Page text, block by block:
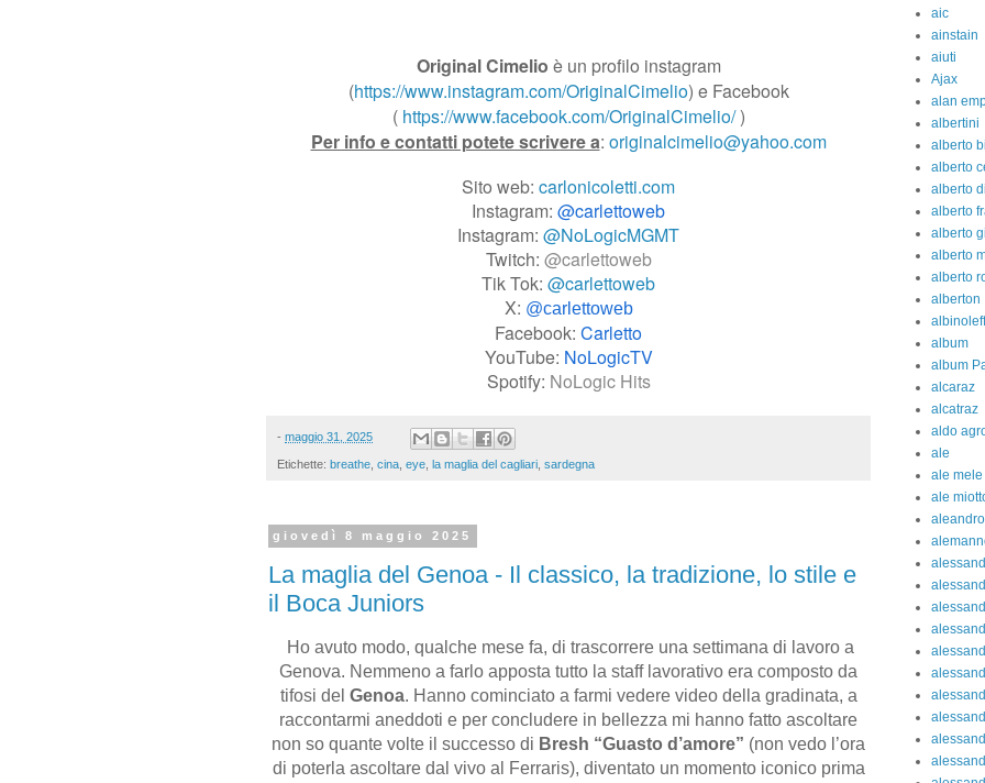
Original Cimelio è un profilo instagram
(https://www.instagram.com/OriginalCimelio) e Facebook
( https://www.facebook.com/OriginalCimelio/)
Per info e contatti potete scrivere a: originalcimelio@yahoo.com
Sito web: carlonicoletti.com
Instagram: @carlettoweb
Instagram: @NoLogicMGMT
Twitch: @carlettoweb
Tik Tok: @carlettoweb
X: @carlettoweb
Facebook: Carletto
YouTube: NoLogicTV
Spotify: NoLogic Hits
- maggio 31, 2025
Etichette: breathe cina eye la maglia del cagliari sardegna
giovedì 8 maggio 2025
La maglia del Genoa - Il classico, la tradizione, lo stile e
il Boca Juniors
Ho avuto modo, qualche mese fa, di trascorrere una settimana di lavoro a
Genova. Nemmeno a farlo apposta tutto la staff lavorativo era composto da
tifosi del Genoa. Hanno cominciato a farmi vedere video della gradinata, a
raccontarmi aneddoti e per concludere in bellezza mi hanno fatto ascoltare
non so quante volte il successo di Bresh “Guasto d’amore” (non vedo l’ora
di poterla ascoltare dal vivo al Ferraris), diventato un momento iconico prima
aic
ainstain
aiuti
Ajax
alan
albertini
alberto
alberto
alberto
alberto
alberto
alberto
alberto
alberton
album
album
alcaraz
alcatraz
aldo
ale
ale mele
ale